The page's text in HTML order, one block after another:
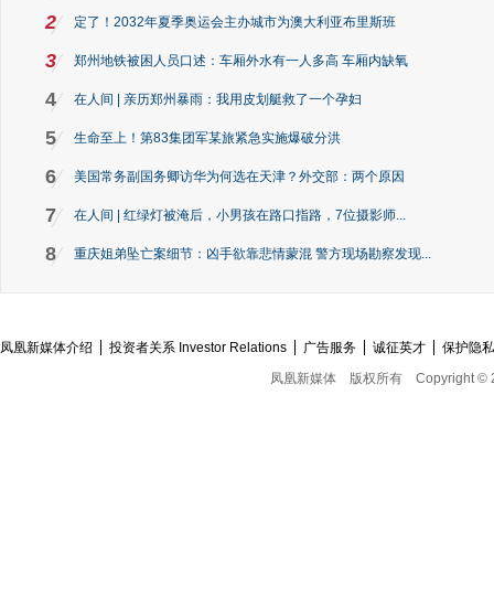
2 定了！2032年夏季奥运会主办城市为澳大利亚布里斯班
3 郑州地铁被困人员口述：车厢外水有一人多高 车厢内缺氧
4 在人间 | 亲历郑州暴雨：我用皮划艇救了一个孕妇
5 生命至上！第83集团军某旅紧急实施爆破分洪
6 美国常务副国务卿访华为何选在天津？外交部：两个原因
7 在人间 | 红绿灯被淹后，小男孩在路口指路，7位摄影师...
8 重庆姐弟坠亡案细节：凶手欲靠悲情蒙混 警方现场勘察发现...
凤凰新媒体介绍 投资者关系 Investor Relations 广告服务 诚征英才
保护隐
凤凰新媒体
版权所有 Copyright ©